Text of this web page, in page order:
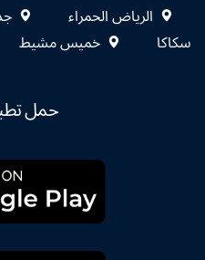
الرياض الحمراء جدة
سكاكا
خميس مشيط
حمل